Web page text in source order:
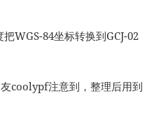
WGS-84坐标转换到GCJ-02
coolypf注意到，整理后用到